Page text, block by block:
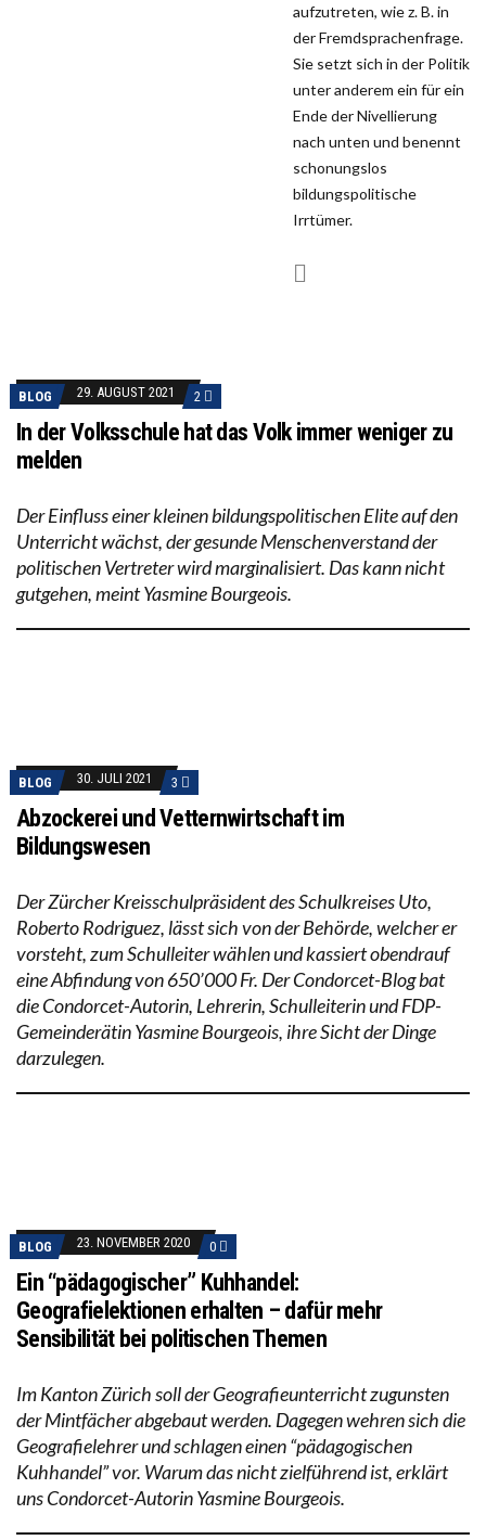
aufzutreten, wie z. B. in
der Fremdsprachenfrage.
Sie setzt sich in der Politik
unter anderem ein für ein
Ende der Nivellierung
nach unten und benennt
schonungslos
bildungspolitische
Irrtümer.
BLOG 29. AUGUST 2021 2
In der Volksschule hat das Volk immer weniger zu
melden
Der Einfluss einer kleinen bildungspolitischen Elite auf den
Unterricht wächst, der gesunde Menschenverstand der
politischen Vertreter wird marginalisiert. Das kann nicht
gutgehen, meint Yasmine Bourgeois.
BLOG 30. JULI 2021 3
Abzockerei und Vetternwirtschaft im
Bildungswesen
Der Zürcher Kreisschulpräsident des Schulkreises Uto,
Roberto Rodriguez, lässt sich von der Behörde, welcher er
vorsteht, zum Schulleiter wählen und kassiert obendrauf
eine Abfindung von 650’000 Fr. Der Condorcet-Blog bat
die Condorcet-Autorin, Lehrerin, Schulleiterin und FDP-
Gemeinderätin Yasmine Bourgeois, ihre Sicht der Dinge
darzulegen.
BLOG 23. NOVEMBER 2020 0
Ein “pädagogischer” Kuhhandel:
Geografielektionen erhalten – dafür mehr
Sensibilität bei politischen Themen
Im Kanton Zürich soll der Geografieunterricht zugunsten
der Mintfächer abgebaut werden. Dagegen wehren sich die
Geografielehrer und schlagen einen “pädagogischen
Kuhhandel” vor. Warum das nicht zielführend ist, erklärt
uns Condorcet-Autorin Yasmine Bourgeois.